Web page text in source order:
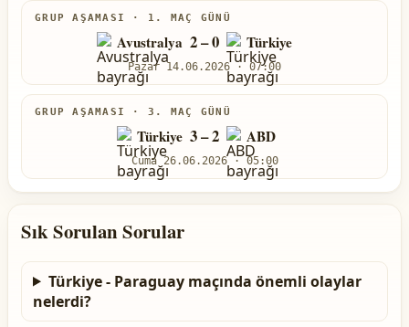
GRUP AŞAMASI · 1. MAÇ GÜNÜ
Avustralya 2 – 0 Türkiye
Pazar 14.06.2026 · 07:00
GRUP AŞAMASI · 3. MAÇ GÜNÜ
Türkiye 3 – 2 ABD
Cuma 26.06.2026 · 05:00
Sık Sorulan Sorular
Türkiye - Paraguay maçında önemli olaylar
nelerdi?